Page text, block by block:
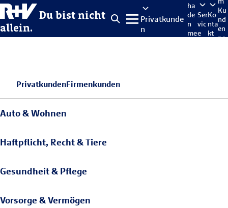
Du bist nicht
allein.
Privatkunde
n
ha
de
n
me
Ser
vic
e
Ko
nta
kt
Ku
nd
en
po
PrivatkundenFirmenkunden
Auto & Wohnen
Haftpflicht, Recht & Tiere
Gesundheit & Pflege
Vorsorge & Vermögen